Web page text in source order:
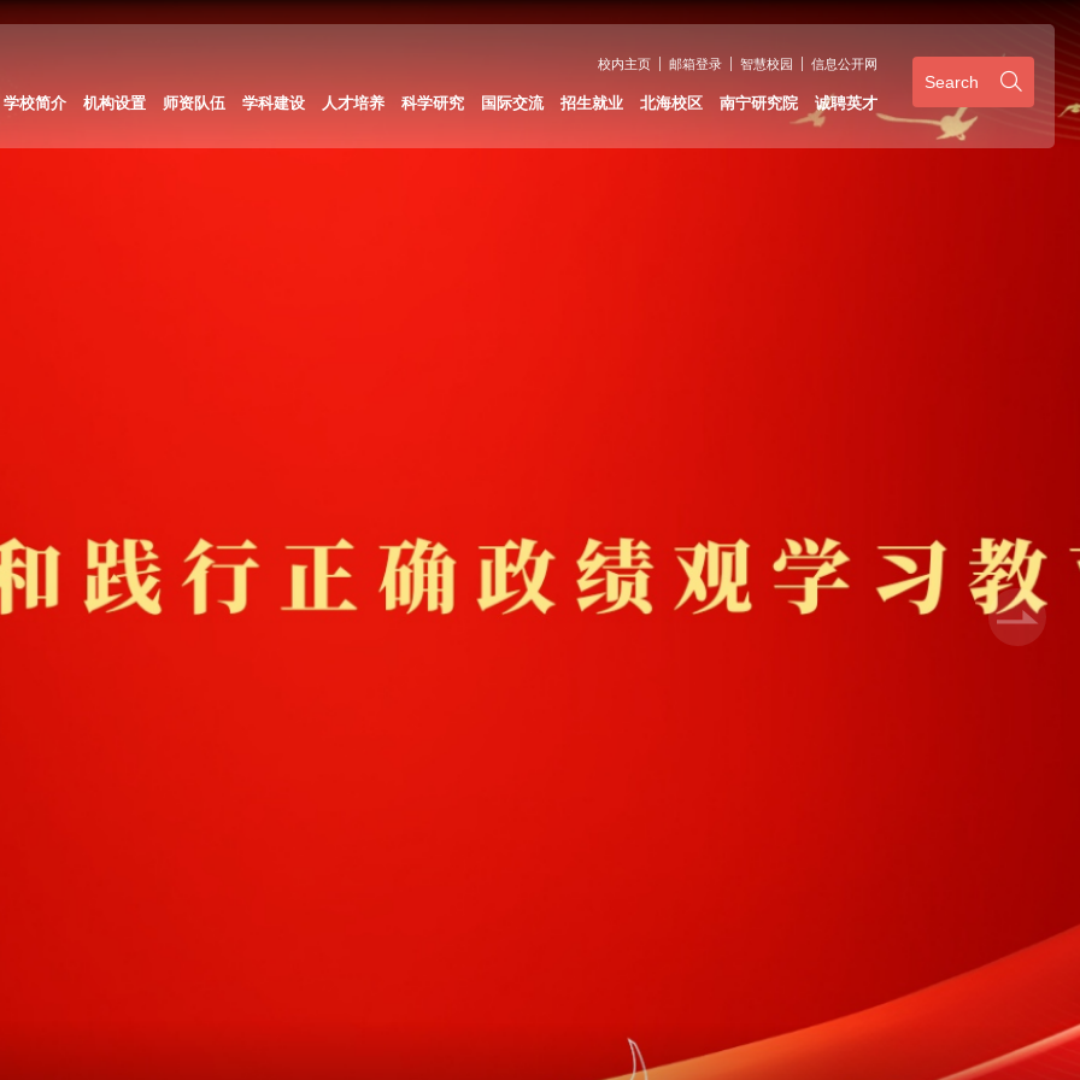
校内主页 邮箱登录 智慧校园 信息公开网
学校简介 机构设置 师资队伍 学科建设 人才培养 科学研究 国际交流 招生就业 北海校区 南宁研究院 诚聘英才
Search